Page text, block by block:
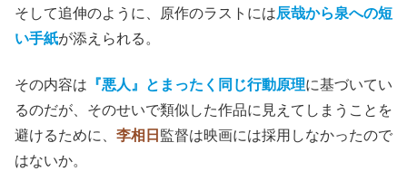
そして追伸のように、原作のラストには辰哉から泉への短
い手紙が添えられる。
その内容は 『悪人』 とまったく同じ行動原理に基づいてい
るのだが、そのせいで類似した作品に見えてしまうことを
避けるために、 李相日 監督は映画には採用しなかったので
はないか。